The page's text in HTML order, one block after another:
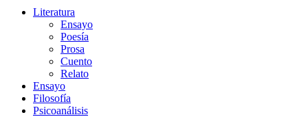
Literatura
Ensayo
Poesía
Prosa
Cuento
Relato
Ensayo
Filosofía
Psicoanálisis